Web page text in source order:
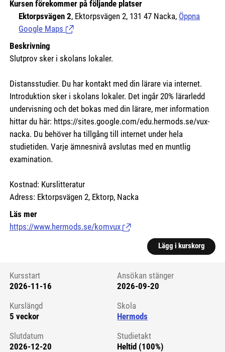
Kursen förekommer på följande platser
Ektorpsvägen 2, Ektorpsvägen 2, 131 47 Nacka, Öppna
Google Maps (Länk till extern sida.)
Beskrivning
Slutprov sker i skolans lokaler.
Distansstudier. Du har kontakt med din lärare via internet.
Introduktion sker i skolans lokaler. Det ingår 20% lärarledd
undervisning och det bokas med din lärare, mer information
hittar du här: https://sites.google.com/edu.hermods.se/vux-
nacka. Du behöver ha tillgång till internet under hela
studietiden. Varje ämnesnivå avslutas med en muntlig
examination.
Kostnad: Kurslitteratur
Adress: Ektorpsvägen 2, Ektorp, Nacka
Läs mer
https://www.hermods.se/komvux (Länk till extern sida.)
Lägg i kurskorg
Kursstart 6125324
Kursstart
2026-11-16
Ansökan stänger
2026-09-20
Kurslängd
5 veckor
Skola
Hermods
Slutdatum
2026-12-20
Studietakt
Heltid (100%)